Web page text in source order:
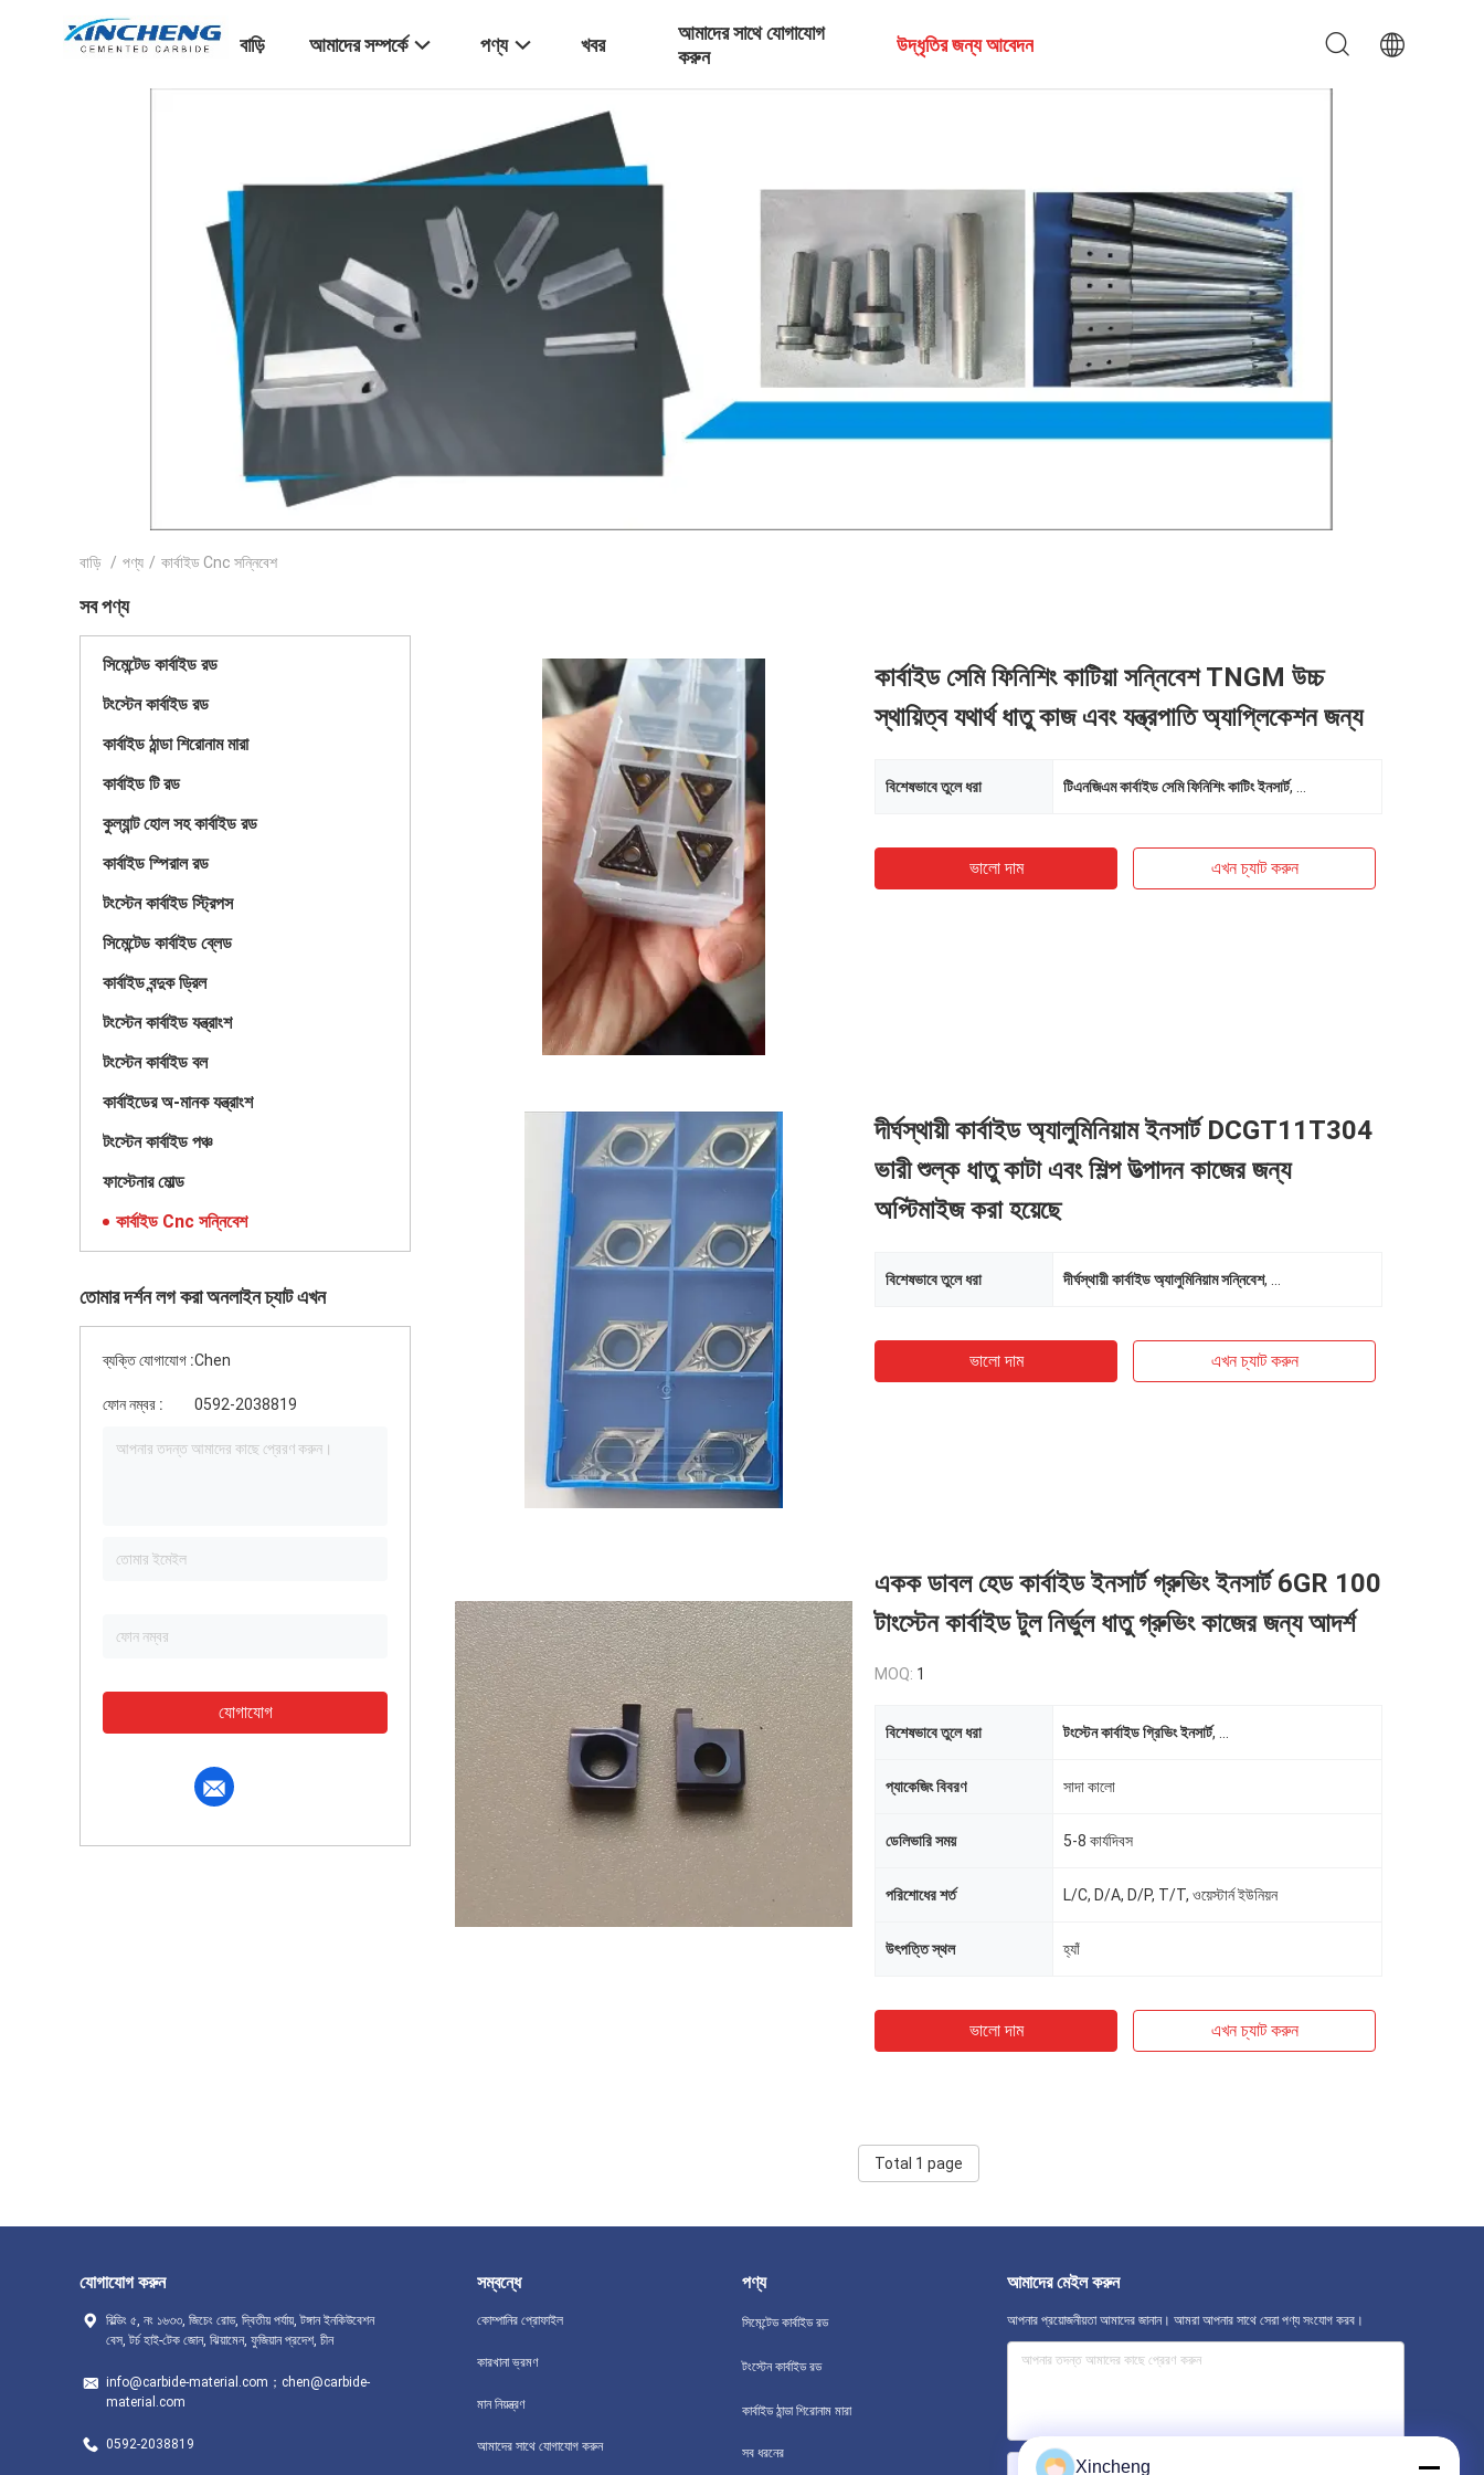
বাড়ি আমাদের সম্পর্কে পণ্য খবর
আমাদের সাথে যোগাযোগ
করুন
উদ্ধৃতির জন্য আবেদন
বাড়ি / পণ্য / কার্বাইড Cnc সন্নিবেশ
সব পণ্য
সিমেন্টেড কার্বাইড রড
টংস্টেন কার্বাইড রড
কার্বাইড ঠান্ডা শিরোনাম মারা
কার্বাইড টি রড
কুল্যান্ট হোল সহ কার্বাইড রড
কার্বাইড স্পিরাল রড
টংস্টেন কার্বাইড স্ট্রিপস
সিমেন্টেড কার্বাইড ব্লেড
কার্বাইড বন্দুক ড্রিল
টংস্টেন কার্বাইড যন্ত্রাংশ
টংস্টেন কার্বাইড বল
কার্বাইডের অ-মানক যন্ত্রাংশ
টংস্টেন কার্বাইড পঞ্চ
ফাস্টেনার মোল্ড
কার্বাইড Cnc সন্নিবেশ
তোমার দর্শন লগ করা অনলাইন চ্যাট এখন
ব্যক্তি যোগাযোগ :Chen
ফোন নম্বর : 0592-2038819
যোগাযোগ
কার্বাইড সেমি ফিনিশিং কাটিয়া সন্নিবেশ TNGM উচ্চ
স্থায়িত্ব যথার্থ ধাতু কাজ এবং যন্ত্রপাতি অ্যাপ্লিকেশন জন্য
বিশেষভাবে তুলে ধরা টিএনজিএম কার্বাইড সেমি ফিনিশিং কাটিং ইনসার্ট,
ভালো দাম এখন চ্যাট করুন
দীর্ঘস্থায়ী কার্বাইড অ্যালুমিনিয়াম ইনসার্ট DCGT11T304
ভারী শুল্ক ধাতু কাটা এবং শিল্প উত্পাদন কাজের জন্য
অপ্টিমাইজ করা হয়েছে
বিশেষভাবে তুলে ধরা দীর্ঘস্থায়ী কার্বাইড অ্যালুমিনিয়াম সন্নিবেশ,
ভালো দাম এখন চ্যাট করুন
একক ডাবল হেড কার্বাইড ইনসার্ট গ্রুভিং ইনসার্ট 6GR 100
টাংস্টেন কার্বাইড টুল নির্ভুল ধাতু গ্রুভিং কাজের জন্য আদর্শ
MOQ: 1
বিশেষভাবে তুলে ধরা টংস্টেন কার্বাইড গ্রিভিং ইনসার্ট,
প্যাকেজিং বিবরণ সাদা কালো
ডেলিভারি সময় 5-8 কার্যদিবস
পরিশোধের শর্ত L/C, D/A, D/P, T/T, ওয়েস্টার্ন ইউনিয়ন
উৎপত্তি স্থল হ্যাঁ
ভালো দাম এখন চ্যাট করুন
Total 1 page
যোগাযোগ করুন
বিল্ডিং ৫, নং ১৬৩৩, জিচেং রোড, দ্বিতীয় পর্যায়, টঙ্গান ইনকিউবেশন
বেস, টর্চ হাই-টেক জোন, ঝিয়ামেন, ফুজিয়ান প্রদেশ, চীন
info@carbide-material.com；chen@carbide-
material.com
0592-2038819
সম্বন্ধে
কোম্পানির প্রোফাইল
কারখানা ভ্রমণ
মান নিয়ন্ত্রণ
আমাদের সাথে যোগাযোগ করুন
পণ্য
সিমেন্টেড কার্বাইড রড
টংস্টেন কার্বাইড রড
কার্বাইড ঠান্ডা শিরোনাম মারা
সব ধরনের
আমাদের মেইল ​​করুন
আপনার প্রয়োজনীয়তা আমাদের জানান। আমরা আপনার সাথে সেরা পণ্য সংযোগ করব।
Xincheng